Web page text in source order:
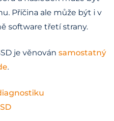
Příčina ale může být i v
software třetí strany.
je věnován samostatný
.